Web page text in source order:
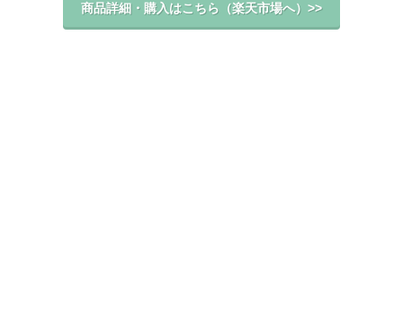
商品詳細・購入はこちら（楽天市場へ）>>